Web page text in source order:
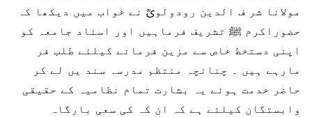
مولانا شر ف الدین رودولویؒ نے خواب میں دیکھا کہ
حضوراکرم ﷺ تشریف فرماہیں اور اسناد جامعہ کو
اپنی دستخط خاص سے مزین فرمانے کیلئے طلب فر
مارہے ہیں ۔ چنانچہ منتظم مدرسہ سند یں لے کر
حاضر خدمت ہوئے یہ بشارت تمام نظامیہ کے حقیقی
وابستگان کیلئے ہے کہ ان کہ کی سعی بارگاہ